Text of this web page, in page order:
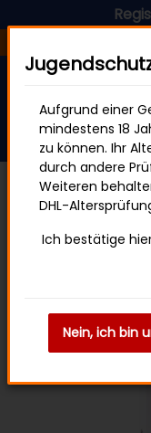
Papers
Aufgrund einer
mindestens 18
zu können. Ihr
durch andere
Weiteren
DHL-
Ich bestätige
Nein, ich bin